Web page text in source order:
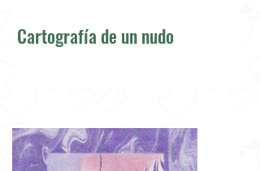
Cartografía de un nudo